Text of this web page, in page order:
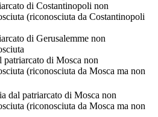
di Costantinopoli non
(riconosciuta da Costantinopoli
di Gerusalemme non
patriarcato di Mosca non
(riconosciuta da Mosca ma non
dal patriarcato di Mosca non
(riconosciuta da Mosca ma non